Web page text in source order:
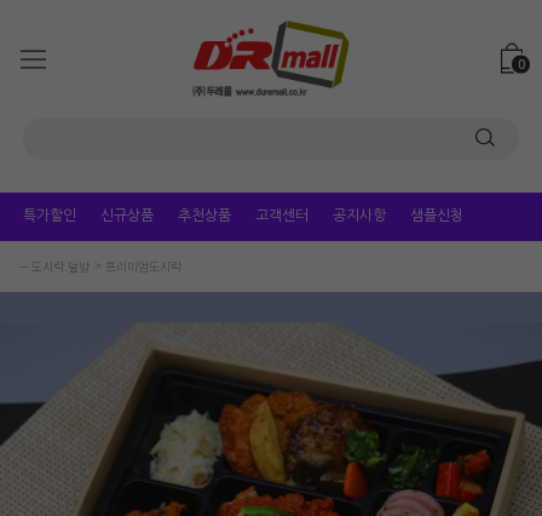
0
특가할인 신규상품 추천상품 고객센터 공지사항 샘플신청
ㅡ 도시락.덮밥 프리미엄도시락